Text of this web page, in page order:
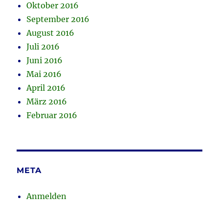
Oktober 2016
September 2016
August 2016
Juli 2016
Juni 2016
Mai 2016
April 2016
März 2016
Februar 2016
META
Anmelden